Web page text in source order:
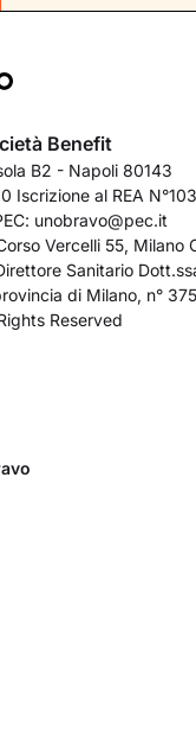
Benefit
B2 - Napoli 80143
Iscrizione al REA
unobravo@pec.it
Vercelli 55,
Sanitario
di Milano, n°
Reserved